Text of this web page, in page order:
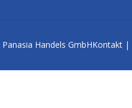
Panasia Handels GmbHKontakt |